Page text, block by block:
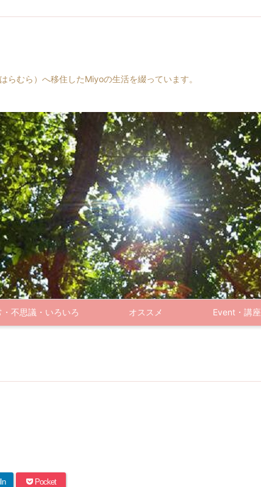
むら）へ移住したMiyoの生活を綴っています。
・不思議・いろいろ オススメ Event・講座
Pocket